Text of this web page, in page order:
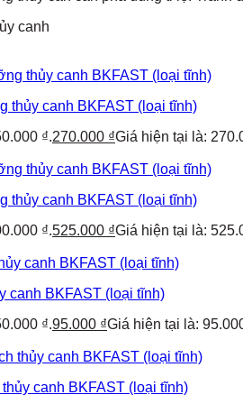
canh
thủy canh BKFAST (loại tĩnh)
₫.270.000 ₫Giá hiện tại là:
thủy canh BKFAST (loại tĩnh)
₫.525.000 ₫Giá hiện tại là:
canh BKFAST (loại tĩnh)
₫.95.000 ₫Giá hiện tại là:
canh BKFAST (loại tĩnh)